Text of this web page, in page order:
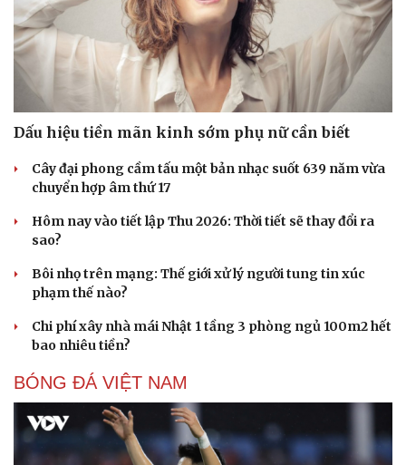
Văn hóa
Sân khấu - Điện ảnh
Giải trí
Nghệ sĩ
Dấu hiệu tiền mãn kinh sớm phụ nữ cần biết
Cây đại phong cầm tấu một bản nhạc suốt 639 năm vừa
chuyển hợp âm thứ 17
Hôm nay vào tiết lập Thu 2026: Thời tiết sẽ thay đổi ra
sao?
Bôi nhọ trên mạng: Thế giới xử lý người tung tin xúc
phạm thế nào?
Chi phí xây nhà mái Nhật 1 tầng 3 phòng ngủ 100m2 hết
bao nhiêu tiền?
BÓNG ĐÁ VIỆT NAM